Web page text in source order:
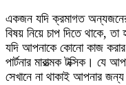
একজন যদি ক্রমাগত
বিষয় নিয়ে চাপ দিতে থাকে,
যদি আপনাকে কোনো কাজ
পার্টনার মারাত্মক টক্সিক। যে
সেখানে না থাকাই আপনার